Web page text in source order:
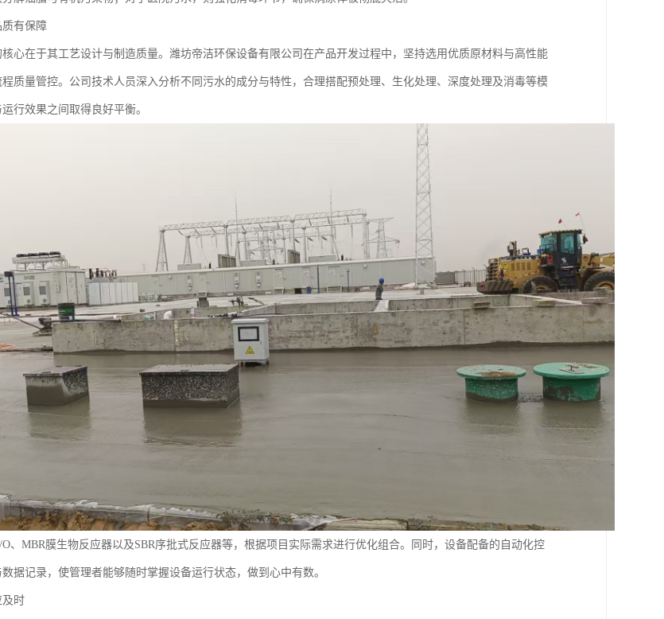
有保障
心在于其工艺设计与制造质量。潍坊帝洁环保设备有限公司在产品开发过程中，坚持选用优质原材料与高性能
质量管控。公司技术人员深入分析不同污水的成分与特性，合理搭配预处理、生化处理、深度处理及消毒等模
行效果之间取得良好平衡。
O、MBR膜生物反应器以及SBR序批式反应器等，根据项目实际需求进行优化组合。同时，设备配备的自动化控
据记录，使管理者能够随时掌握设备运行状态，做到心中有数。
及时